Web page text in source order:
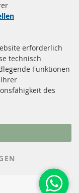
widerrufen
erforderlich
technisch
Funktionen
des